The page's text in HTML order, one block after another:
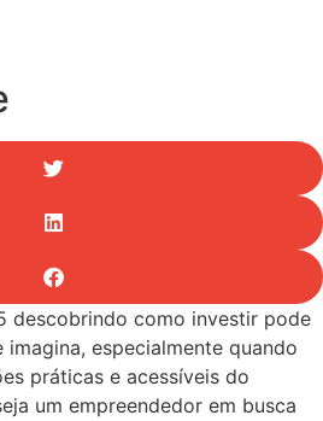
descobrindo como investir pode
imagina, especialmente quando
práticas e acessíveis do
um empreendedor em busca